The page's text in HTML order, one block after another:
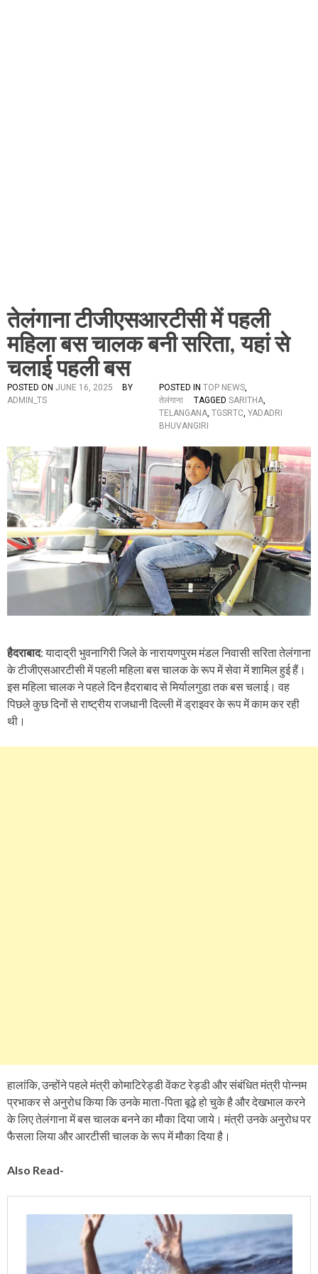
तेलंगाना टीजीएसआरटीसी में पहली
महिला बस चालक बनी सरिता, यहां से
चलाई पहली बस
POSTED ON JUNE 16, 2025
BY
ADMIN_TS
POSTED IN TOP NEWS,
तेलंगाना
TAGGED SARITHA,
TELANGANA, TGSRTC, YADADRI
BHUVANGIRI
हैदराबाद: यादाद्री भुवनागिरी जिले के नारायणपुरम मंडल निवासी सरिता तेलंगाना
के टीजीएसआरटीसी में पहली महिला बस चालक के रूप में सेवा में शामिल हुई हैं।
इस महिला चालक ने पहले दिन हैदराबाद से मिर्यालगुडा तक बस चलाई। वह
पिछले कुछ दिनों से राष्ट्रीय राजधानी दिल्ली में ड्राइवर के रूप में काम कर रही
थी।
हालांकि, उन्होंने पहले मंत्री कोमाटिरेड्डी वेंकट रेड्डी और संबंधित मंत्री पोन्नम
प्रभाकर से अनुरोध किया कि उनके माता-पिता बूढ़े हो चुके है और देखभाल करने
के लिए तेलंगाना में बस चालक बनने का मौका दिया जाये। मंत्री उनके अनुरोध पर
फैसला लिया और आरटीसी चालक के रूप में मौका दिया है।
Also Read-